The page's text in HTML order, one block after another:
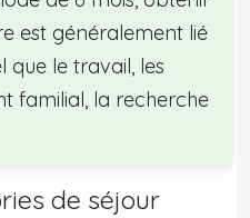
est généralement lié
que le travail, les
familial, la recherche
de séjour